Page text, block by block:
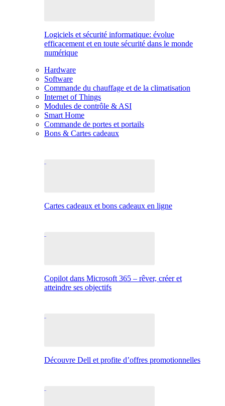
Logiciels et sécurité informatique: évolue
efficacement et en toute sécurité dans le monde
numérique
Hardware
Software
Commande du chauffage et de la climatisation
Internet of Things
Modules de contrôle & ASI
Smart Home
Commande de portes et portails
Bons & Cartes cadeaux
Cartes cadeaux et bons cadeaux en ligne
Copilot dans Microsoft 365 – rêver, créer et
atteindre ses objectifs
Découvre Dell et profite d’offres promotionnelles